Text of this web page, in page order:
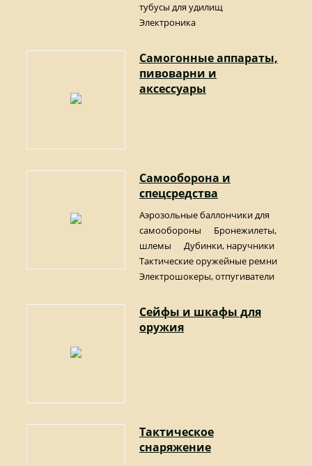
тубусы для удилищ
Электроника
Самогонные аппараты,
пивоварни и
аксессуары
Самооборона и
спецсредства
Аэрозольные баллончики для
самообороны
Бронежилеты,
шлемы
Дубинки, наручники
Тактические оружейные ремни
Электрошокеры, отпугиватели
Сейфы и шкафы для
оружия
Тактическое
снаряжение